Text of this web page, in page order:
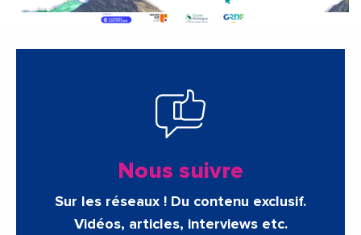
Nous suivre
Sur les réseaux ! Du contenu exclusif.
Vidéos, articles, interviews etc.